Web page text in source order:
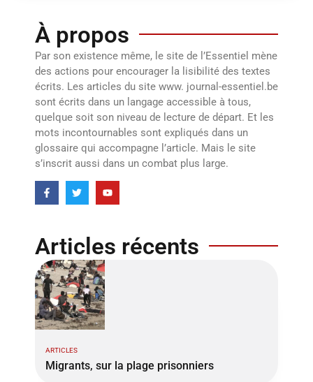
À propos
Par son existence même, le site de l’Essentiel mène
des actions pour encourager la lisibilité des textes
écrits. Les articles du site www. journal-essentiel.be
sont écrits dans un langage accessible à tous,
quelque soit son niveau de lecture de départ. Et les
mots incontournables sont expliqués dans un
glossaire qui accompagne l’article. Mais le site
s’inscrit aussi dans un combat plus large.
Articles récents
ARTICLES
Migrants, sur la plage prisonniers